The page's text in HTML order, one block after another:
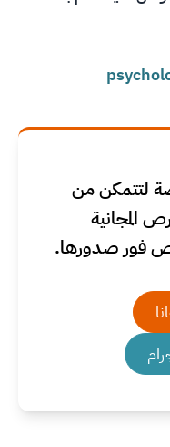
لتتمكن من
المجانية
فور صدورها.